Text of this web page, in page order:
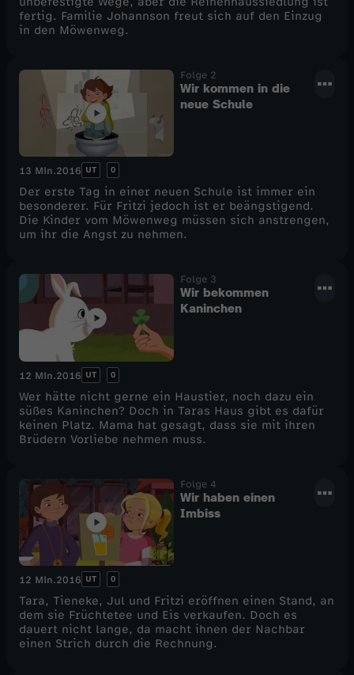
ö
w
e
n
w
e
fertig. Familie Johannson freut sich auf den Einzug
in den Möwenweg.
Folge 2
Wir kommen in die
neue Schule
13 Min.2016 UT 0
Der erste Tag in einer neuen Schule ist immer ein
besonderer. Für Fritzi jedoch ist er beängstigend.
Die Kinder vom Möwenweg müssen sich anstrengen,
um ihr die Angst zu nehmen.
Folge 3
Wir bekommen
Kaninchen
12 Min.2016 UT 0
Wer hätte nicht gerne ein Haustier, noch dazu ein
süßes Kaninchen? Doch in Taras Haus gibt es dafür
keinen Platz. Mama hat gesagt, dass sie mit ihren
Brüdern Vorliebe nehmen muss.
Folge 4
Wir haben einen
Imbiss
12 Min.2016 UT 0
Tara, Tieneke, Jul und Fritzi eröffnen einen Stand, an
dem sie Früchtetee und Eis verkaufen. Doch es
dauert nicht lange, da macht ihnen der Nachbar
einen Strich durch die Rechnung.